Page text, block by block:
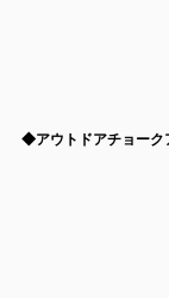
◆アウトドアチョーク